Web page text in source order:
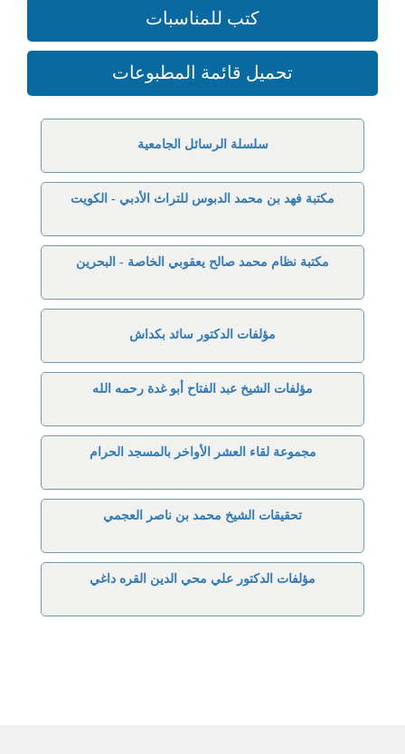
كتب للمناسبات
تحميل قائمة المطبوعات
سلسلة الرسائل الجامعية
مكتبة فهد بن محمد الدبوس للتراث الأدبي - الكويت
مكتبة نظام محمد صالح يعقوبي الخاصة - البحرين
مؤلفات الدكتور سائد بكداش
مؤلفات الشيخ عبد الفتاح أبو غدة رحمه الله
مجموعة لقاء العشر الأواخر بالمسجد الحرام
تحقيقات الشيخ محمد بن ناصر العجمي
مؤلفات الدكتور علي محي الدين القره داغي